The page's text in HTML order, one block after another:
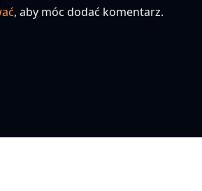
, aby móc dodać komentarz.